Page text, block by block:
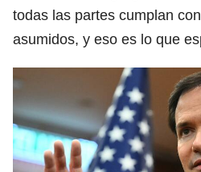
todas las partes cumplan
asumidos, y eso es lo que